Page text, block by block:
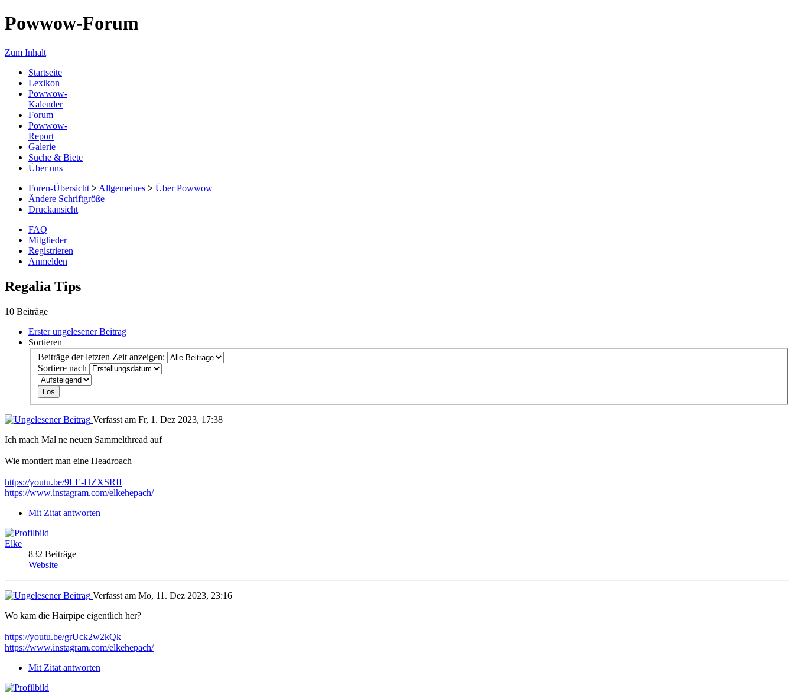
Powwow-Forum
Zum Inhalt
Startseite
Lexikon
Powwow-
Kalender
Forum
Powwow-
Report
Galerie
Suche & Biete
Über uns
Foren-Übersicht > Allgemeines > Über Powwow
Ändere Schriftgröße
Druckansicht
FAQ
Mitglieder
Registrieren
Anmelden
Regalia Tips
10 Beiträge
Erster ungelesener Beitrag
Sortieren
Beiträge der letzten Zeit anzeigen:
Sortiere nach
Verfasst am Fr, 1. Dez 2023, 17:38
Ich mach Mal ne neuen Sammelthread auf
Wie montiert man eine Headroach
https://youtu.be/9LE-HZXSRII
https://www.instagram.com/elkehepach/
Mit Zitat antworten
Elke
832 Beiträge
Website
Verfasst am Mo, 11. Dez 2023, 23:16
Wo kam die Hairpipe eigentlich her?
https://youtu.be/grUck2w2kQk
https://www.instagram.com/elkehepach/
Mit Zitat antworten